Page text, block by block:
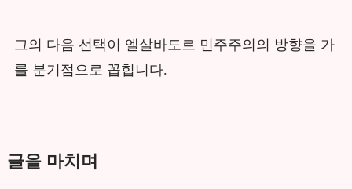
그의 다음 선택이 엘살바도르 민주주의의 방향을 가
를 분기점으로 꼽힙니다.
글을 마치며